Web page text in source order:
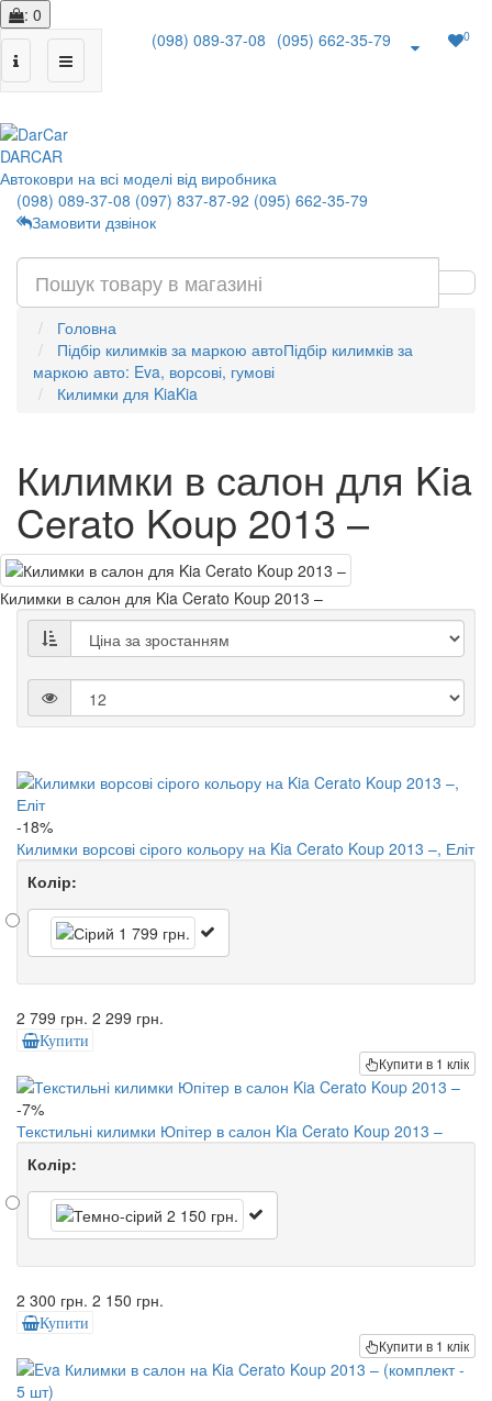
: 0
(098) 089-37-08 (095) 662-35-79 0
DARCAR
Автоковри на всі моделі від виробника
(098) 089-37-08 (097) 837-87-92 (095) 662-35-79
Замовити дзвінок
Головна
Підбір килимків за маркою автоПідбір килимків за
маркою авто: Eva, ворсові, гумові
Килимки для KiaKia
Килимки в салон для Kia
Cerato Koup 2013 –
Килимки в салон для Kia Cerato Koup 2013 –
-18%
Килимки ворсові сірого кольору на Kia Cerato Koup 2013 –, Еліт
Колір:
2 799 грн. 2 299 грн.
Купити
Купити в 1 клік
-7%
Текстильні килимки Юпітер в салон Kia Cerato Koup 2013 –
Колір:
2 300 грн. 2 150 грн.
Купити
Купити в 1 клік